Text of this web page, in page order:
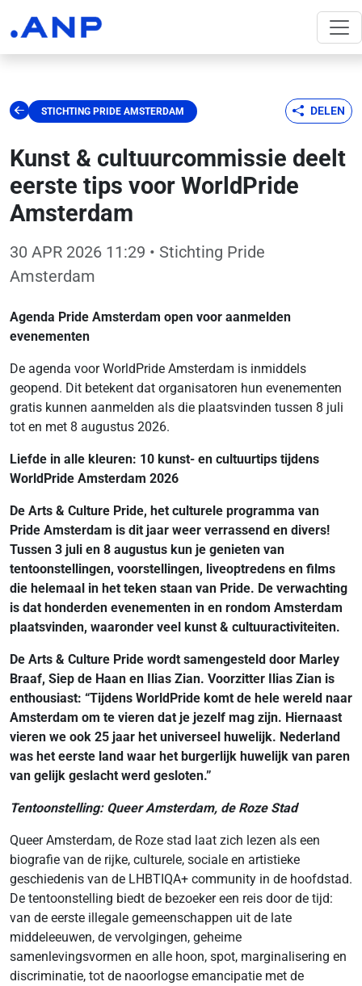
STICHTING PRIDE AMSTERDAM DELEN
Kunst & cultuurcommissie deelt
eerste tips voor WorldPride
Amsterdam
30 APR 2026 11:29 • Stichting Pride
Amsterdam
Agenda Pride Amsterdam open voor aanmelden
evenementen
De agenda voor WorldPride Amsterdam is inmiddels
geopend. Dit betekent dat organisatoren hun evenementen
gratis kunnen aanmelden als die plaatsvinden tussen 8 juli
tot en met 8 augustus 2026.
Liefde in alle kleuren: 10 kunst- en cultuurtips tijdens
WorldPride Amsterdam 2026
De Arts & Culture Pride, het culturele programma van
Pride Amsterdam is dit jaar weer verrassend en divers!
Tussen 3 juli en 8 augustus kun je genieten van
tentoonstellingen, voorstellingen, liveoptredens en films
die helemaal in het teken staan van Pride. De verwachting
is dat honderden evenementen in en rondom Amsterdam
plaatsvinden, waaronder veel kunst & cultuuractiviteiten.
De Arts & Culture Pride wordt samengesteld door Marley
Braaf, Siep de Haan en Ilias Zian. Voorzitter Ilias Zian is
enthousiast: “Tijdens WorldPride komt de hele wereld naar
Amsterdam om te vieren dat je jezelf mag zijn. Hiernaast
vieren we ook 25 jaar het universeel huwelijk. Nederland
was het eerste land waar het burgerlijk huwelijk van paren
van gelijk geslacht werd gesloten.”
Tentoonstelling: Queer Amsterdam, de Roze Stad
Queer Amsterdam, de Roze stad laat zich lezen als een
biografie van de rijke, culturele, sociale en artistieke
geschiedenis van de LHBTIQA+ community in de hoofdstad.
De tentoonstelling biedt de bezoeker een reis door de tijd:
van de eerste illegale gemeenschappen uit de late
middeleeuwen, de vervolgingen, geheime
samenlevingsvormen en alle hoon, spot, marginalisering en
discriminatie, tot de naoorlogse emancipatie met de